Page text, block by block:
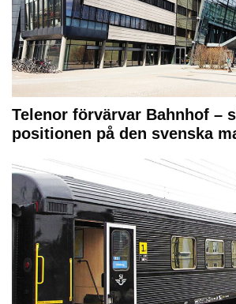
Telenor förvärvar Bahnhof –
positionen på den svenska